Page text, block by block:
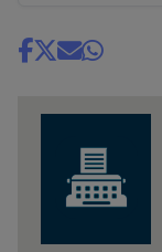
Share